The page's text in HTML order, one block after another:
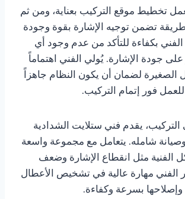
تخطيط موقع التركيب بعناية، ومن ثم
تضمن توجيه الإشارة بقوة وجودة
بكفاءة للتأكد من عدم وجود أي
جودة الإشارة. يُولي الفني اهتماماً
الصغيرة لضمان أن يكون النظام جاهزاً
للعمل فور إتمام التركيب.
التركيب، يقدم فني ستلايت الشدادية
شامله. يتعامل مع مجموعة واسعة
الفنية مثل انقطاع الإشارة وضعف
الفني مهارة عالية في تشخيص الأعطال
وإصلاحها بسرعة وكفاءة.